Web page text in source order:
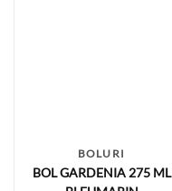
BOLURI
BOL GARDENIA 275 ML